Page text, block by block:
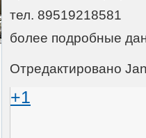
тел. 89519218581
более подробные
Отредактировано
+1